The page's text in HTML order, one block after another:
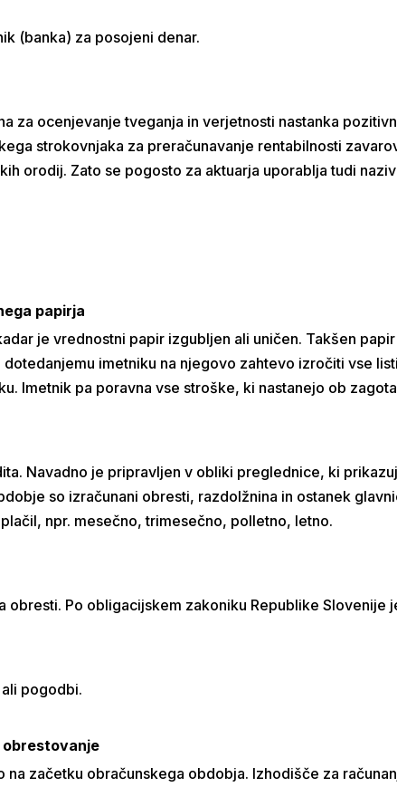
(banka) za posojeni denar.
za ocenjevanje tveganja in verjetnosti nastanka
strokovnjaka za preračunavanje rentabilnosti
orodij. Zato se pogosto za aktuarja uporablja tudi
papirja
je vrednostni papir izgubljen ali uničen. Takšen
imetniku na njegovo zahtevo izročiti vse
Imetnik pa poravna vse stroške, ki nastanejo ob
Navadno je pripravljen v obliki preglednice, ki
so izračunani obresti, razdolžnina in ostanek
npr. mesečno, trimesečno, polletno, letno.
obresti. Po obligacijskem zakoniku Republike Slovenije
pogodbi.
na začetku obračunskega obdobja. Izhodišče za